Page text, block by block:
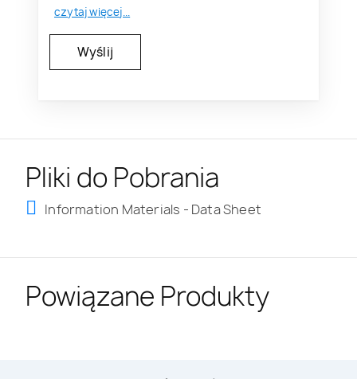
czytaj więcej...
Pliki do Pobrania
Information Materials - Data Sheet
Powiązane Produkty